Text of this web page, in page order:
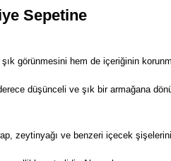
Sepetine
görünmesini hem de içeriğinin
düşünceli ve şık bir armağana
zeytinyağı ve benzeri içecek